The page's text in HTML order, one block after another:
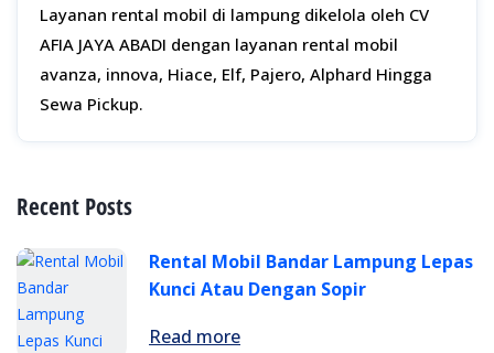
Layanan rental mobil di lampung dikelola oleh CV
AFIA JAYA ABADI dengan layanan rental mobil
avanza, innova, Hiace, Elf, Pajero, Alphard Hingga
Sewa Pickup.
Recent Posts
Rental Mobil Bandar Lampung Lepas
Kunci Atau Dengan Sopir
Read more